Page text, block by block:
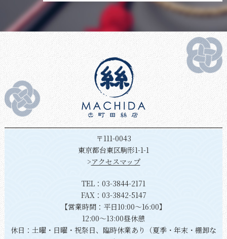
〒111-0043
東京都台東区駒形1-1-1
>アクセスマップ
TEL： 03-3844-2171
FAX：03-3842-5147
【営業時間：平日10:00～16:00】
12:00～13:00昼休憩
休日：土曜・日曜・祝祭日、臨時休業あり（夏季・年末・棚卸な